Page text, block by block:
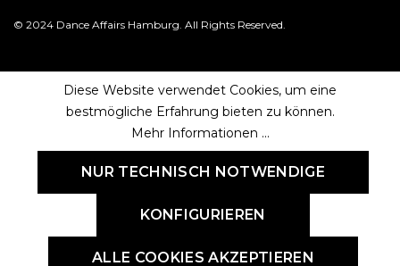
© 2024 Dance Affairs Hamburg. All Rights Reserved.
Diese Website verwendet Cookies, um eine
bestmögliche Erfahrung bieten zu können.
Mehr Informationen ...
NUR TECHNISCH NOTWENDIGE
KONFIGURIEREN
ALLE COOKIES AKZEPTIEREN